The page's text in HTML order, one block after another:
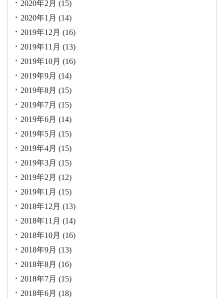
2020年2月 (15)
2020年1月 (14)
2019年12月 (16)
2019年11月 (13)
2019年10月 (16)
2019年9月 (14)
2019年8月 (15)
2019年7月 (15)
2019年6月 (14)
2019年5月 (15)
2019年4月 (15)
2019年3月 (15)
2019年2月 (12)
2019年1月 (15)
2018年12月 (13)
2018年11月 (14)
2018年10月 (16)
2018年9月 (13)
2018年8月 (16)
2018年7月 (15)
2018年6月 (18)